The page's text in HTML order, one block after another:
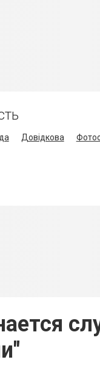
Довідкова